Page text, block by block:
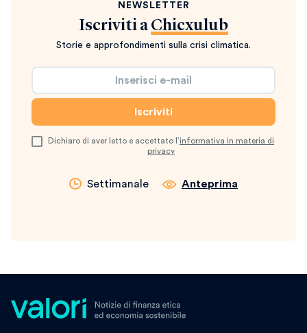
NEWSLETTER
Iscriviti a Chicxulub
Storie e approfondimenti sulla crisi climatica.
Dichiaro di aver letto e accettato l’informativa in materia di
privacy
Settimanale Anteprima